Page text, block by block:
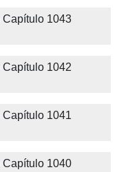
Capítulo 1043
Capítulo 1042
Capítulo 1041
Capítulo 1040